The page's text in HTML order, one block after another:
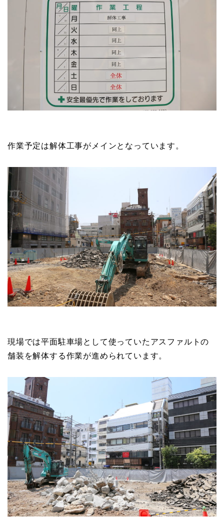
作業予定は解体工事がメインとなっています。
現場では平面駐車場として使っていたアスファルトの
舗装を解体する作業が進められています。